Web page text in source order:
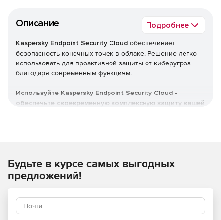
Описание Подробнее
Kaspersky Endpoint Security Cloud обеспечивает
безопасность конечных точек в облаке. Решение легко
использовать для проактивной защиты от киберугроз
благодаря современным функциям.
Используйте Kaspersky Endpoint Security Cloud -
обеспечьте своевременную комплексную защиту вашей
Преимущества для бизнеса:
Будьте в курсе самых выгодных
предложений!